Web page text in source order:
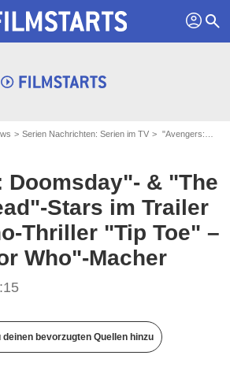
profil search
Serien Nachrichten: Serien im TV "Avengers: Doomsday"- & "The Walking Dead"-Stars im Trailer zum Psycho-Thriller "Tip Toe" – vom "Doctor Who"-Macher
Doomsday"- & "The
Stars im Trailer
Thriller "Tip Toe" –
Who"-Macher
deinen bevorzugten Quellen hinzu
Artikel